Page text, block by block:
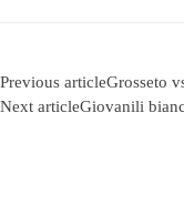
Previous articleGrosseto
Next articleGiovanili